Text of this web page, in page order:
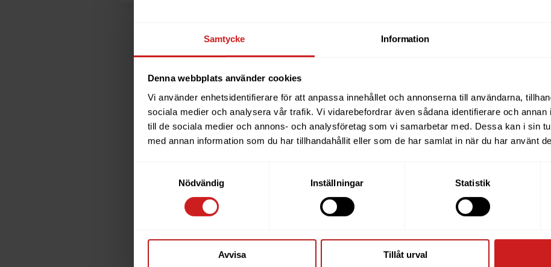
Samtycke Information
Denna webbplats använder cookies
Vi använder enhetsidentifierare för att anpassa innehållet och annonserna till användarna,
sociala medier och analysera vår trafik. Vi vidarebefordrar även sådana identifierare och annan
till de sociala medier och annons- och analysföretag som vi samarbetar med. Dessa kan i sin
med annan information som du har tillhandahållit eller som de har samlat in när du har använt
Nödvändig
Inställningar Statistik
Avvisa Tillåt urval
The website you were trying to
has been suspended
the website for further information.
If you are the owner of this website or domain pleaseread this FAQ